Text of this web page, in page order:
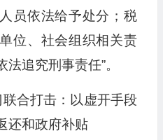
员依法给予处分；税
位、社会组织相关责
追究刑事责任”。
合打击：以虚开手段
还和政府补贴